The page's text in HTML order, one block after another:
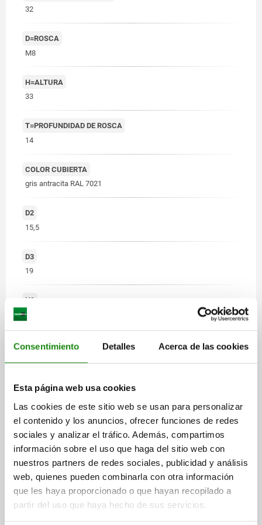
Consentimiento Detalles Acerca de las cookies
Esta página web usa cookies
Las cookies de este sitio web se usan para personalizar
el contenido y los anuncios, ofrecer funciones de redes
sociales y analizar el tráfico. Además, compartimos
información sobre el uso que haga del sitio web con
nuestros partners de redes sociales, publicidad y análisis
web, quienes pueden combinarla con otra información
que les haya proporcionado o que hayan recopilado a
partir del uso que haya hecho de sus servicios.
32
D=ROSCA
M8
H=ALTURA
33
T=PROFUNDIDAD DE ROSCA
14
COLOR CUBIERTA
gris antracita RAL 7021
D2
15,5
D3
19
H1
3,5
H2